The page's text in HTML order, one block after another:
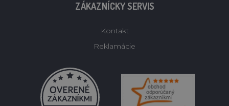
ZÁKAZNÍCKY SERVIS
Kontakt
Reklamácie